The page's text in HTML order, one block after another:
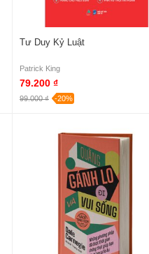
Tư Duy Kỷ Luật
Patrick King
79.200 ₫
99.000 ₫ -20%